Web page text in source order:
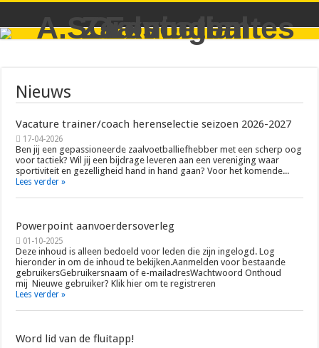
Nieuws
Vacature trainer/coach herenselectie seizoen 2026-2027
17-04-2026
Ben jij een gepassioneerde zaalvoetballiefhebber met een scherp oog
voor tactiek? Wil jij een bijdrage leveren aan een vereniging waar
sportiviteit en gezelligheid hand in hand gaan? Voor het komende...
Lees verder »
Powerpoint aanvoerdersoverleg
01-10-2025
Deze inhoud is alleen bedoeld voor leden die zijn ingelogd. Log
hieronder in om de inhoud te bekijken.Aanmelden voor bestaande
gebruikersGebruikersnaam of e-mailadresWachtwoord Onthoud
mij Nieuwe gebruiker? Klik hier om te registreren
Lees verder »
Word lid van de fluitapp!